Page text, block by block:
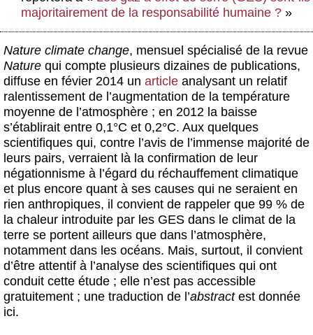
Boutique
majoritairement de la responsabilité humaine ? »
Nature climate change, mensuel spécialisé de la revue
Nature qui compte plusieurs dizaines de publications,
diffuse en févier 2014 un article analysant un relatif
ralentissement de l’augmentation de la température
moyenne de l’atmosphère ; en 2012 la baisse
s’établirait entre 0,1°C et 0,2°C. Aux quelques
scientifiques qui, contre l’avis de l’immense majorité de
leurs pairs, verraient là la confirmation de leur
négationnisme à l’égard du réchauffement climatique
et plus encore quant à ses causes qui ne seraient en
rien anthropiques, il convient de rappeler que 99 % de
la chaleur introduite par les GES dans le climat de la
terre se portent ailleurs que dans l’atmosphère,
notamment dans les océans. Mais, surtout, il convient
d’être attentif à l’analyse des scientifiques qui ont
conduit cette étude ; elle n’est pas accessible
gratuitement ; une traduction de l’abstractest donnée
ici.